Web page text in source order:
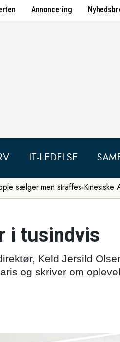
Annoncering
IT-LEDELSE
sælger men straffes Kinesiske
i tusindvis
Keld Jersild
og skriver om